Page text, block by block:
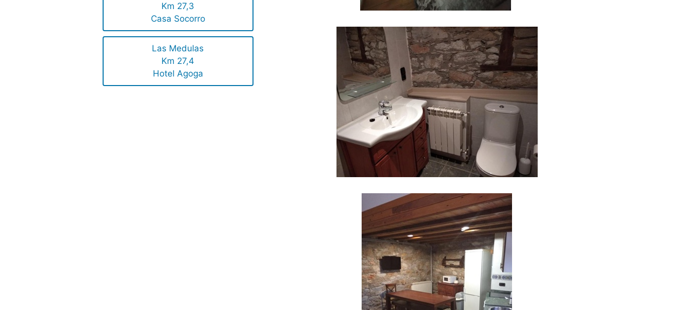
Km 27,3
Casa Socorro
Las Medulas
Km 27,4
Hotel Agoga